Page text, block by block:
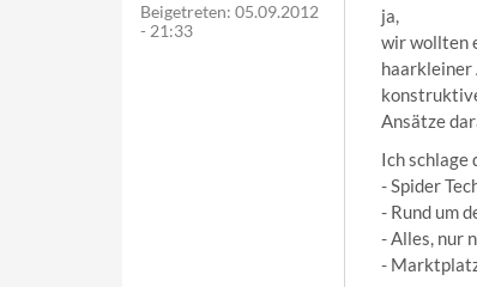
Beigetreten: 05.09.2012
- 21:33
ja,
wir wollten
haarkleiner
Ansätze
Ich schlage
- Spider
- Rund um
- Alles, nur
-